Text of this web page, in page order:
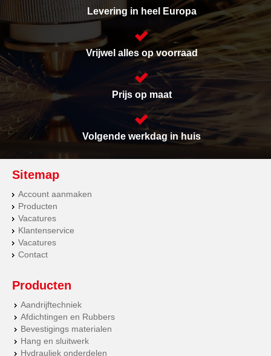
Levering in heel Europa
Vrijwel alles op voorraad
Prijs op maat
Volgende werkdag in huis
Sitemap
Account aanmaken
Producten
Vacatures
Klantenservice
Vacatures
Contact
Producten
Aandrijftechniek
Afdichtingen en Rubbers
Bevestigings materialen
Hang en sluitwerk
Hydrauliek onderdelen